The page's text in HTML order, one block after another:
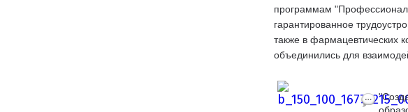
программам
гарантированное
также в фармацевтических
объединились для